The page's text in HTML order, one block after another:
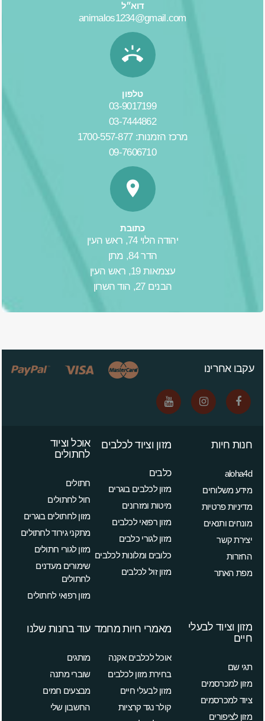
דוא״ל
animalos1234@gmail.com
טלפון
03-9017199
03-7444862
מרכז הזמנות: 1700-557-877
09-7606710
כתובת
יהודה הלוי 74, ראש העין
הדר 84, מתן
עצמאות 19, ראש העין
הבנים 27, הוד השרון
עקבו אחרינו
חנות חיות
aloha4d
מידע משלוחים
מדיניות פרטיות
מונחים ותנאים
יצירת קשר
החזרות
מפת האתר
מזון וציוד לכלבים
כלבים
מזון לכלבים בוגרים
מיטות ומזרונים
מזון רפואי לכלבים
מזון לגורי כלבים
כלובים ומלונות לכלבים
מזון זול לכלבים
אוכל וציוד
לחתולים
חתולים
חול לחתולים
מזון לחתולים בוגרים
מתקני גירוד לחתולים
מזון לגורי חתולים
שימורים מעדנים
לחתולים
מזון רפואי לחתולים
מזון וציוד לבעלי
חיים
תגי שם
מזון למכרסמים
ציוד למכרסמים
מזון לציפורים
מאמרי חיות מחמד
אוכל לכלבים אקנה
בחירת מזון לכלבים
מזון לבעלי חיים
קולר נגד קרציות
עוד בחנות שלנו
מותגים
שוברי מתנה
מבצעים חמים
החשבון שלי